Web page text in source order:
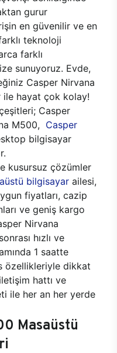
gurur
en güvenilir ve en
teknoloji
farklı
sunuyoruz. Evde,
Casper Nirvana
hayat çok kolay!
Casper
M500, Casper
bilgisayar
kusursuz çözümler
bilgisayar ailesi,
fiyatları, cazip
ve geniş kargo
Nirvana
hızlı ve
1 saatte
özellikleriyle dikkat
hattı ve
ile her an her yerde
Masaüstü